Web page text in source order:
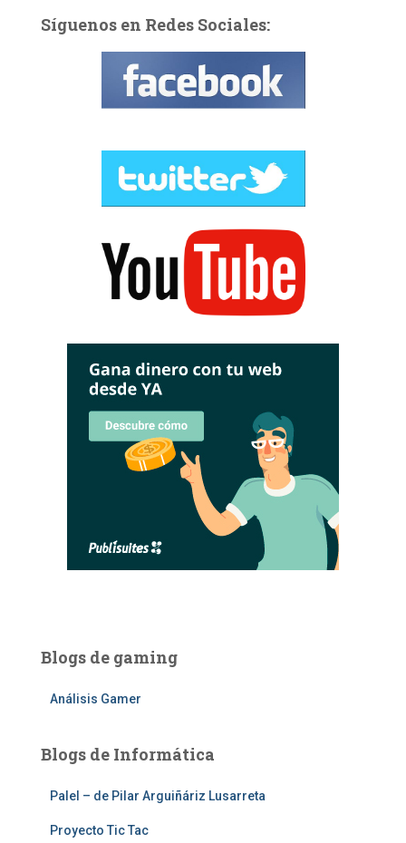
Síguenos en Redes Sociales:
Blogs de gaming
Análisis Gamer
Blogs de Informática
Palel – de Pilar Arguiñáriz Lusarreta
Proyecto Tic Tac